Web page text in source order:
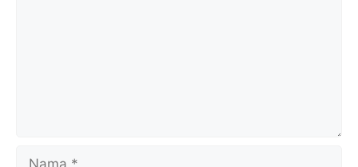
Nama